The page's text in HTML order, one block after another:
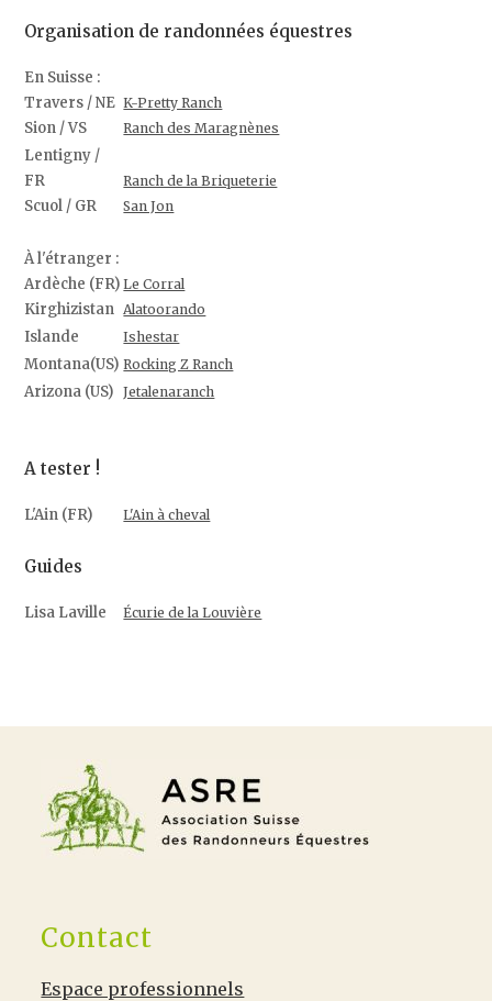
Organisation de randonnées équestres
En Suisse :
Travers / NE K-Pretty Ranch
Sion / VS Ranch des Maragnènes
Lentigny /
FR
Ranch de la Briqueterie
Scuol / GR San Jon
À l'étranger :
Ardèche (FR) Le Corral
Kirghizistan Alatoorando
Islande Ishestar
Montana(US) Rocking Z Ranch
Arizona (US) Jetalenaranch
A tester !
L'Ain (FR) L'Ain à cheval
Guides
Lisa Laville Écurie de la Louvière
Contact
Espace professionnels